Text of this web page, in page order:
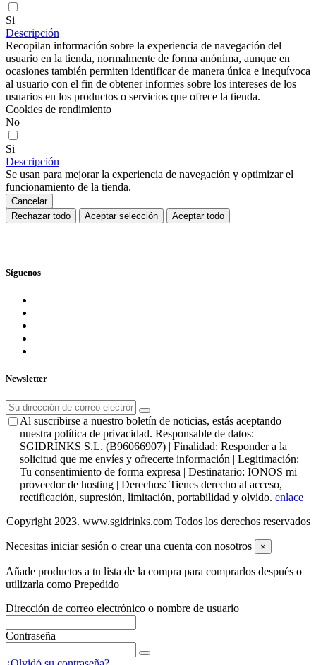
Si
Descripción
Recopilan información sobre la experiencia de navegación del
usuario en la tienda, normalmente de forma anónima, aunque en
ocasiones también permiten identificar de manera única e inequívoca
al usuario con el fin de obtener informes sobre los intereses de los
usuarios en los productos o servicios que ofrece la tienda.
Cookies de rendimiento
No
Si
Descripción
Se usan para mejorar la experiencia de navegación y optimizar el
funcionamiento de la tienda.
Cancelar
Rechazar todo
Aceptar selección Aceptar todo
Síguenos
Newsletter
Al suscribirse a nuestro boletín de noticias, estás aceptando
nuestra política de privacidad. Responsable de datos:
SGIDRINKS S.L. (B96066907) | Finalidad: Responder a la
solicitud que me envíes y ofrecerte información | Legitimación:
Tu consentimiento de forma expresa | Destinatario: IONOS mi
proveedor de hosting | Derechos: Tienes derecho al acceso,
rectificación, supresión, limitación, portabilidad y olvido. enlace
Copyright 2023. www.sgidrinks.com Todos los derechos reservados
Necesitas iniciar sesión o crear una cuenta con nosotros ×
Añade productos a tu lista de la compra para comprarlos después o
utilizarla como Prepedido
Dirección de correo electrónico o nombre de usuario
Contraseña